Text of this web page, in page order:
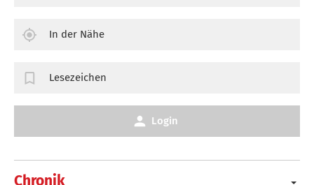
Chronik
In der Nähe
Lesezeichen
Login